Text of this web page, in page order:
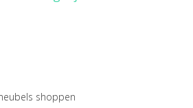
shoppen